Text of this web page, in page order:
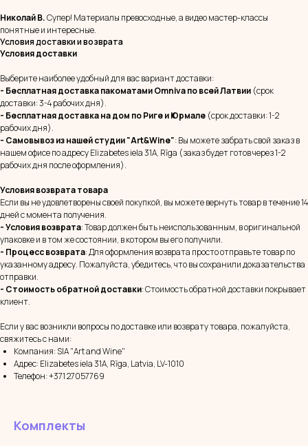
Николай В.Супер! Материалы превосходные, а видео мастер-классы
понятные и интересные.
Условия доставки и возврата
Условия доставки
Выберите наиболее удобный для вас вариант доставки:
- Бесплатная доставка пакоматами Omnivaпо всей Латвии (срок
доставки: 3-4 рабочих дня).
- Бесплатная доставка на дом по Риге и Юрмале (срок доставки: 1-2
рабочих дня).
- Самовывоз из нашей студии "Art&Wine": Вы можете забрать свой заказ в
нашем офисе по адресу Elizabetes iela 31A, Rīga (заказ будет готов через 1-2
рабочих дня после оформления).
Условия возврата товара
Если вы не удовлетворены своей покупкой, вы можете вернуть товар в течение 14
дней с момента получения.
- Условия возврата: Товар должен быть неиспользованным, в оригинальной
упаковке и в том же состоянии, в котором вы его получили.
- Процесс возврата: Для оформления возврата просто отправьте товар по
указанному адресу. Пожалуйста, убедитесь, что вы сохранили доказательства
отправки.
- Стоимость обратной доставки: Стоимость обратной доставки покрывает
клиент.
Если у вас возникли вопросы по доставке или возврату товара, пожалуйста,
свяжитесь с нами:
Компания: SIA "Art and Wine"
Адрес: Elizabetes iela 31A, Rīga, Latvia, LV-1010
Телефон: +371 27057769
Комплекты